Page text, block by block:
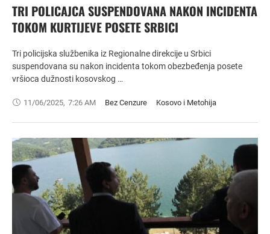
TRI POLICAJCA SUSPENDOVANA NAKON INCIDENTA
TOKOM KURTIJEVE POSETE SRBICI
Tri policijska službenika iz Regionalne direkcije u Srbici
suspendovana su nakon incidenta tokom obezbeđenja posete
vršioca dužnosti kosovskog …
11/06/2025, 7:26 AM Bez Cenzure Kosovo i Metohija